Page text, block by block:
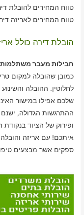
טווח המחירים להובלת דירת 5 חדרים בלכיש – בין 2930-
טווח המחירים לאריזה דירת 5 חדרים בלכיש – בין 2020-
הובלת דירה כולל
חבילות מעבר משתלמות
כמובן שהובלה למקום טרי
לחלוטין. ההובלה
שלכם אפילו במישור
ההתרגשות הגדולה,
ופירוק של הציוד
איתכם! עם אריזה
ספקים אשר מבצעים